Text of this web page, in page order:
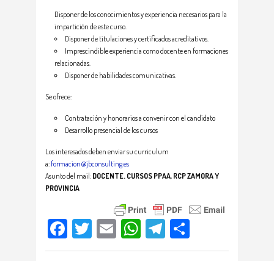
Disponer de los conocimientos y experiencia necesarios para la
impartición de este curso.
Disponer de titulaciones y certificados acreditativos.
Imprescindible experiencia como docente en formaciones
relacionadas.
Disponer de habilidades comunicativas.
Se ofrece:
Contratación y honorarios a convenir con el candidato
Desarrollo presencial de los cursos
Los interesados deben enviar su curriculum
a: formacion@jbconsulting.es
Asunto del mail: DOCENTE. CURSOS PPAA, RCP ZAMORA Y
PROVINCIA
Facebook
TwitterEmailWhatsApp
Telegram